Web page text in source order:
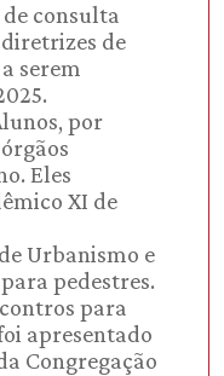
consulta
de
serem
por
Eles
XI de
Urbanismo e
pedestres.
para
apresentado
Congregação